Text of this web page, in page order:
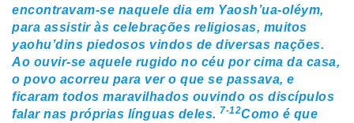
encontravam-se naquele dia em Yaosh’ua-oléym,
para assistir às celebrações religiosas, muitos
yaohu’dins piedosos vindos de diversas nações.
Ao ouvir-se aquele rugido no céu por cima da casa,
o povo acorreu para ver o que se passava, e
ficaram todos maravilhados ouvindo os discípulos
falar nas próprias línguas deles. 7-12Como é que